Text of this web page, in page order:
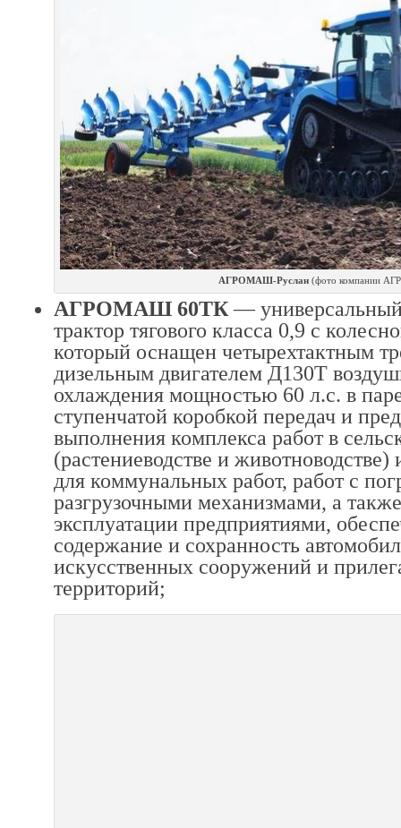
АГРОМАШ-Руслан(фото компании
АГРОМАШ 60ТК—
трактор тягового класса 0,9 с
который оснащен четырехтактным
дизельным двигателем Д130Т
охлаждения мощностью 60 л.с. в
ступенчатой коробкой передач и
выполнения комплекса работ в
(растениеводстве и животноводстве)
для коммунальных работ, работ с
разгрузочными механизмами, а
эксплуатации предприятиями,
содержание и сохранность
искусственных сооружений и
территорий;